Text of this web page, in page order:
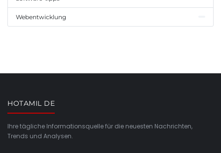
Webentwicklung
HOTAMIL DE
Ihre tägliche Informationsquelle für die neuesten Nachrichten,
Trends und Analysen.